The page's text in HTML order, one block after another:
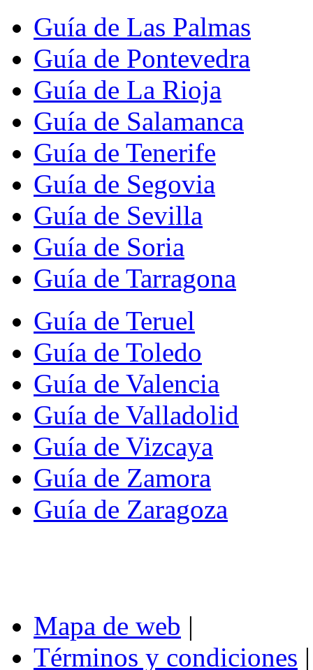
Guía de Las Palmas
Guía de Pontevedra
Guía de La Rioja
Guía de Salamanca
Guía de Tenerife
Guía de Segovia
Guía de Sevilla
Guía de Soria
Guía de Tarragona
Guía de Teruel
Guía de Toledo
Guía de Valencia
Guía de Valladolid
Guía de Vizcaya
Guía de Zamora
Guía de Zaragoza
Mapa de web |
Términos y condiciones |